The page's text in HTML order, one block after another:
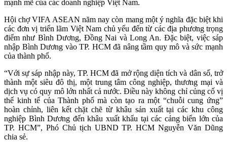
mạnh mẽ của các doanh nghiệp Việt Nam.
Hội chợ VIFA ASEAN năm nay còn mang một ý nghĩa đặc biệt khi
các đơn vị triển lãm Việt Nam chủ yếu đến từ các địa phương trọng
điểm như Bình Dương, Đồng Nai và Long An. Đặc biệt, việc sáp
nhập Bình Dương vào TP. HCM đã nâng tầm quy mô và sức mạnh
của thành phố.
“Với sự sáp nhập này, TP. HCM đã mở rộng diện tích và dân số, trở
thành một siêu đô thị, một trung tâm công nghiệp, thương mại và
dịch vụ có quy mô lớn nhất cả nước. Điều này không chỉ củng cố vị
thế kinh tế của Thành phố mà còn tạo ra một “chuỗi cung ứng”
hoàn chỉnh, liên kết chặt chẽ từ khâu sản xuất tại các khu công
nghiệp Bình Dương đến khâu xuất khẩu tại các cảng biển lớn của
TP. HCM”, Phó Chủ tịch UBND TP. HCM Nguyễn Văn Dũng
chia sẻ.